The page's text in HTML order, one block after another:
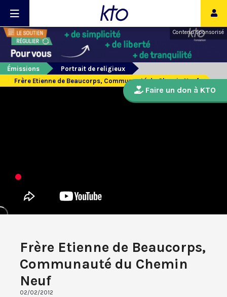
Contenu sponsorisé
Émissions
Portrait de religieux
Frère Etienne de Beaucorps, Communauté du Chemin Neuf
Frère Etienne de Beaucorps,
Communauté du Chemin
Neuf
02/02/2012
Faire un don à KTO